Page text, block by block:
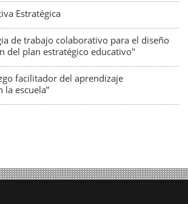
Estratégica
de trabajo colaborativo para el diseño
del plan estratégico educativo"
facilitador del aprendizaje
la escuela”